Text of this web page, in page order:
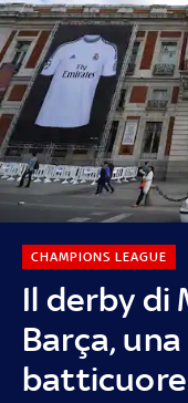
Il derby di
Barça,
batticuore
CHAMPIONS LEAGUE